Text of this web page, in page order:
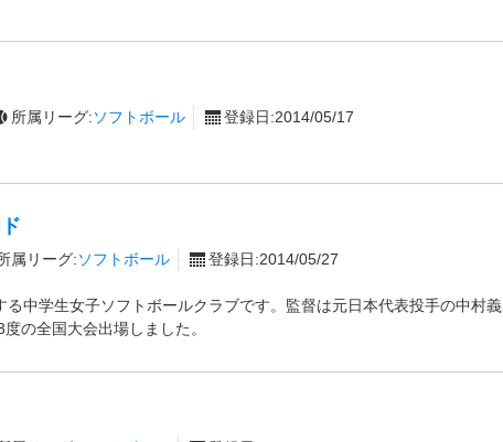
所属リーグ:ソフトボール 登録日:2014/05/17
属リーグ:ソフトボール 登録日:2014/05/27
る中学生女子ソフトボールクラブです。監督は元日本代表投手の中村義
の全国大会出場しました。